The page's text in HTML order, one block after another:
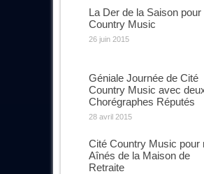
La Der de la Saison pour
Country Music
26 juin 2015
Géniale Journée de Cité
Country Music avec
Chorégraphes Réputés
28 avril 2015
Cité Country Music pour
Aînés de la Maison de
Retraite